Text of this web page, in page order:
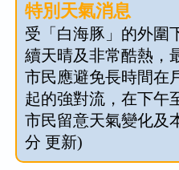
特別天氣消息
受「白海豚」的外圍
續天晴及非常酷熱，
市民應避免長時間在
起的強對流，在下午
市民留意天氣變化及
分 更新)